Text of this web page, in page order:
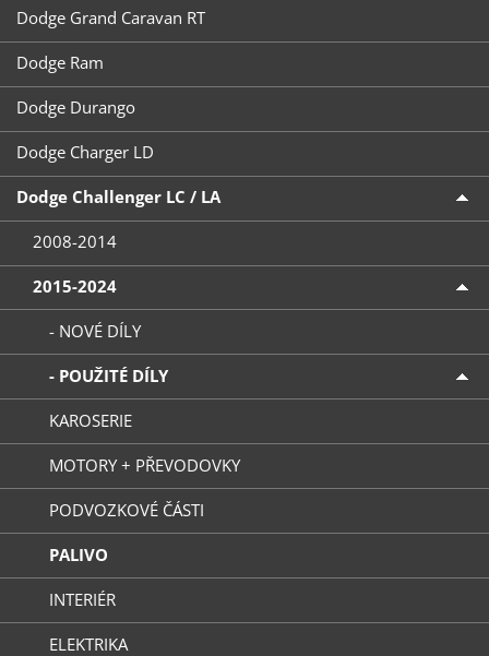
Dodge Grand Caravan RT
Dodge Ram
Dodge Durango
Dodge Charger LD
Dodge Challenger LC / LA
2008-2014
2015-2024
- NOVÉ DÍLY
- POUŽITÉ DÍLY
KAROSERIE
MOTORY + PŘEVODOVKY
PODVOZKOVÉ ČÁSTI
PALIVO
INTERIÉR
ELEKTRIKA